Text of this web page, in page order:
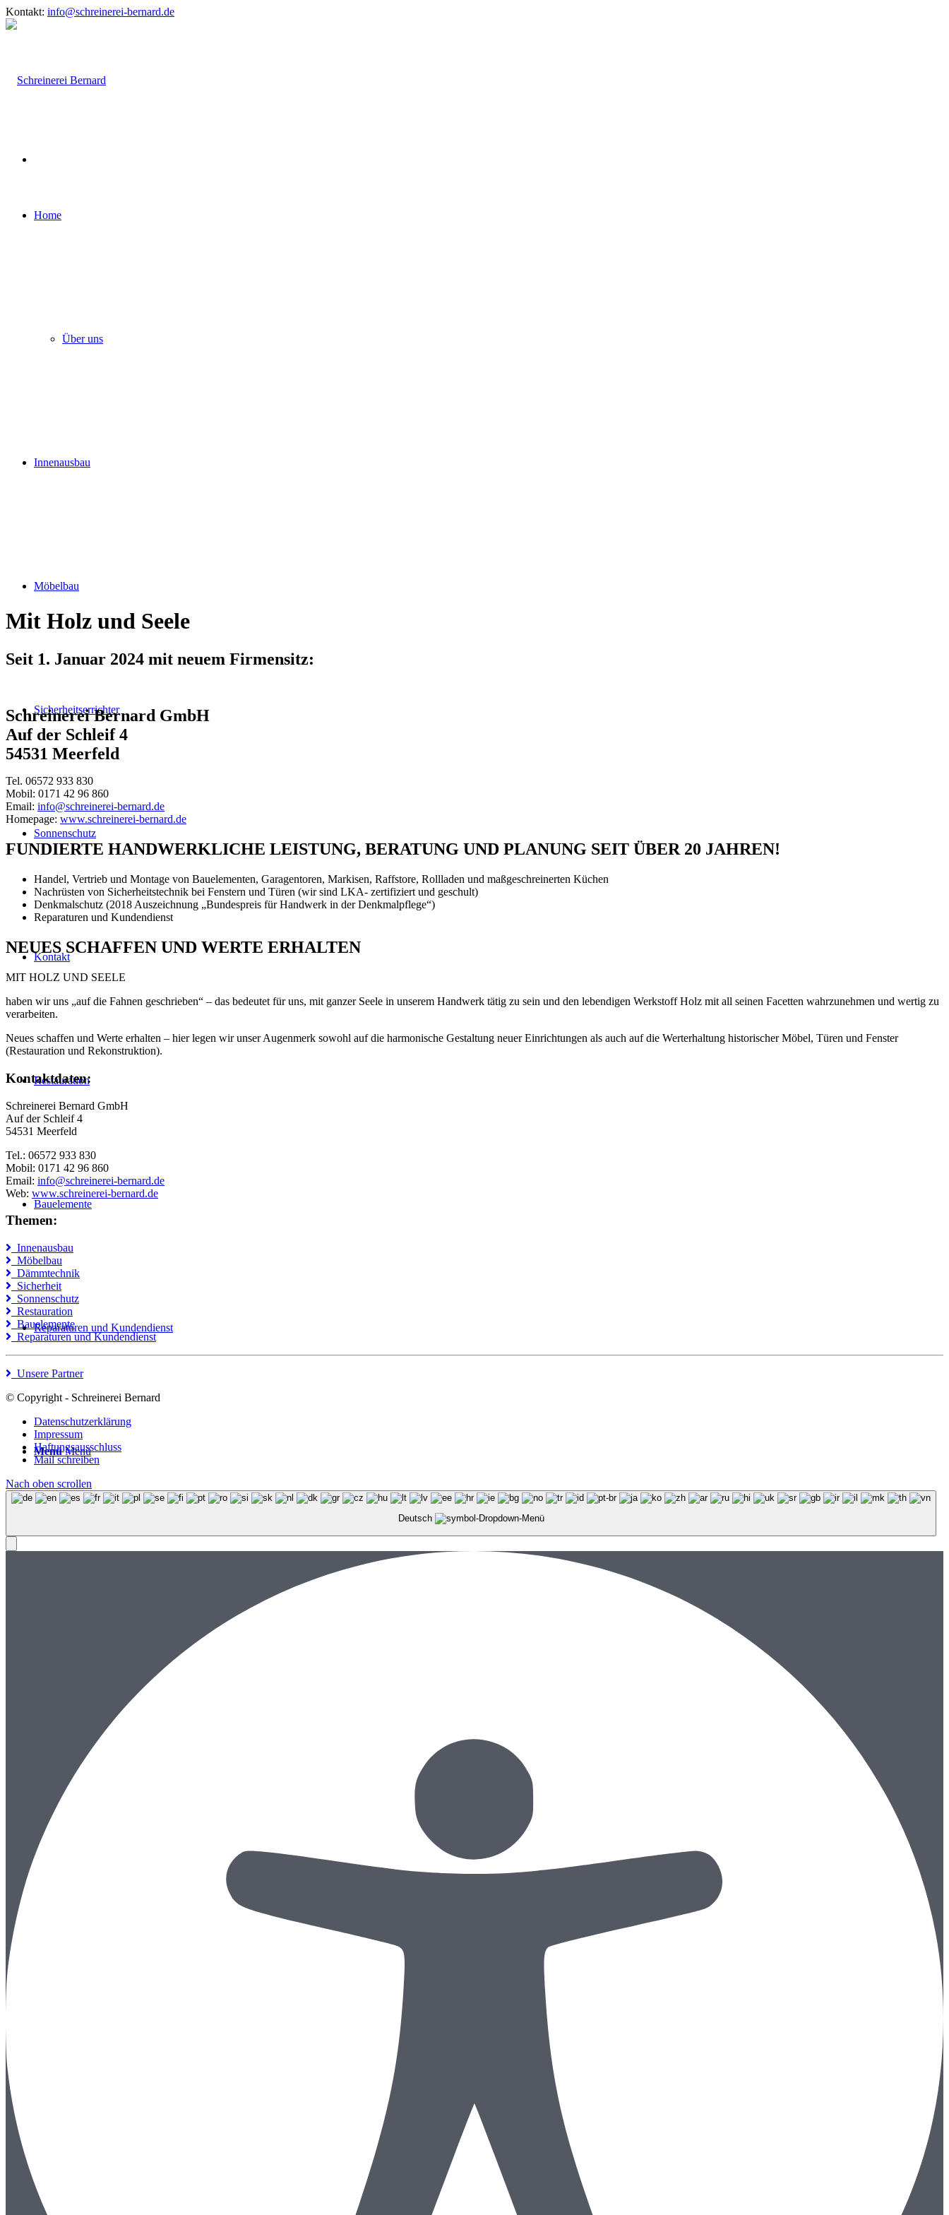
Kontakt: info@schreinerei-bernard.de
Home
Über uns
Innenausbau
Möbelbau
Sicherheitserrichter
Sonnenschutz
Kontakt
Restauration
Bauelemente
Reparaturen und Kundendienst
Menü Menü
Mit Holz und Seele
Seit 1. Januar 2024 mit neuem Firmensitz:
Schreinerei Bernard GmbH
Auf der Schleif 4
54531 Meerfeld
Tel. 06572 933 830
Mobil: 0171 42 96 860
Email: info@schreinerei-bernard.de
Homepage: www.schreinerei-bernard.de
FUNDIERTE HANDWERKLICHE LEISTUNG, BERATUNG UND PLANUNG SEIT ÜBER 20 JAHREN!
Handel, Vertrieb und Montage von Bauelementen, Garagentoren, Markisen, Raffstore, Rollladen und maßgeschreinerten Küchen
Nachrüsten von Sicherheitstechnik bei Fenstern und Türen (wir sind LKA- zertifiziert und geschult)
Denkmalschutz (2018 Auszeichnung „Bundespreis für Handwerk in der Denkmalpflege“)
Reparaturen und Kundendienst
NEUES SCHAFFEN UND WERTE ERHALTEN
MIT HOLZ UND SEELE
haben wir uns „auf die Fahnen geschrieben“ – das bedeutet für uns, mit ganzer Seele in unserem Handwerk tätig zu sein und den lebendigen Werkstoff Holz mit all seinen Facetten wahrzunehmen und wertig zu
verarbeiten.
Neues schaffen und Werte erhalten – hier legen wir unser Augenmerk sowohl auf die harmonische Gestaltung neuer Einrichtungen als auch auf die Werterhaltung historischer Möbel, Türen und Fenster
(Restauration und Rekonstruktion).
Kontaktdaten:
Schreinerei Bernard GmbH
Auf der Schleif 4
54531 Meerfeld
Tel.: 06572 933 830
Mobil: 0171 42 96 860
Email: info@schreinerei-bernard.de
Web: www.schreinerei-bernard.de
Themen:
Innenausbau
Möbelbau
Dämmtechnik
Sicherheit
Sonnenschutz
Restauration
Bauelemente
Reparaturen und Kundendienst
Unsere Partner
© Copyright - Schreinerei Bernard
Datenschutzerklärung
Impressum
Haftungsausschluss
Mail schreiben
Nach oben scrollen
Deutsch